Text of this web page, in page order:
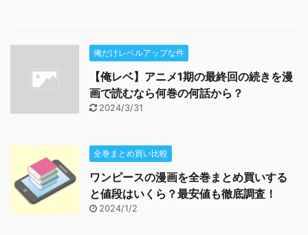
俺だけレベルアップな件
【俺レベ】アニメ1期の最終回の続きを漫
画で読むなら何巻の何話から？
2024/3/31
全巻まとめ買い比較
ワンピースの漫画を全巻まとめ買いする
と値段はいくら？最安値も徹底調査！
2024/1/2